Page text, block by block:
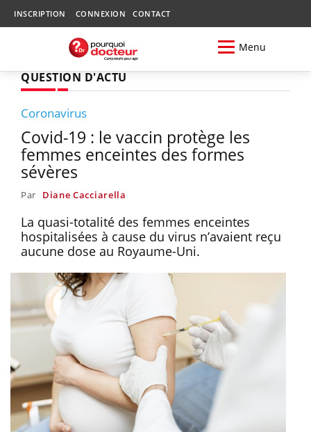
INSCRIPTION CONNEXION CONTACT
Menu
QUESTION D'ACTU
Coronavirus
Covid-19 : le vaccin protège les
femmes enceintes des formes
sévères
Par Diane Cacciarella
La quasi-totalité des femmes enceintes
hospitalisées à cause du virus n’avaient reçu
aucune dose au Royaume-Uni.